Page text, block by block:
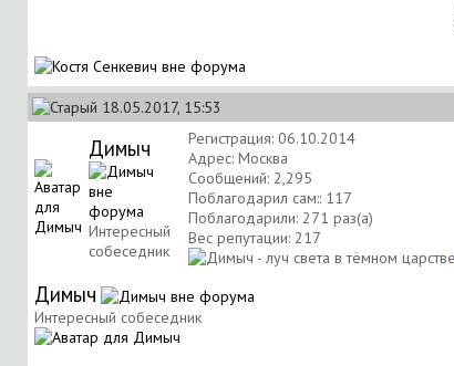
18.05.2017, 15:53
Димыч
Интересный
собеседник
Регистрация: 06.10.2014
Адрес: Москва
Сообщений: 2,295
Поблагодарил сам:: 117
Поблагодарили: 271 раз(а)
Вес репутации: 217
Димыч
Интересный собеседник